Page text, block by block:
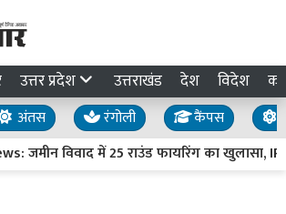
उत्तर प्रदेश उत्तराखंड देश विदेश
अंतस रंगोली कैंपस
जमीन विवाद में 25 राउंड फायरिंग का खुलासा,